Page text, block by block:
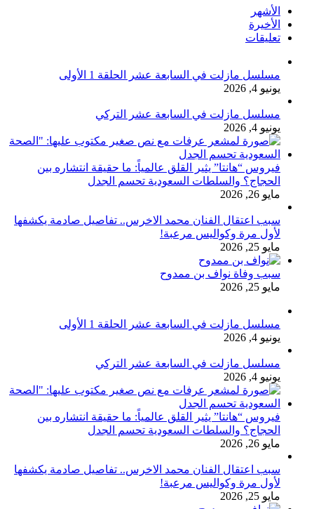
الأشهر
الأخيرة
تعليقات
مسلسل مازلت في السابعة عشر الحلقة 1 الأولى
يونيو 4, 2026
مسلسل مازلت في السابعة عشر التركي
يونيو 4, 2026
فيروس “هانتا” يثير القلق عالمياً: ما حقيقة انتشاره بين
الحجاج؟ والسلطات السعودية تحسم الجدل
مايو 26, 2026
سبب اعتقال الفنان محمد الاخرس.. تفاصيل صادمة يكشفها
لأول مرة وكواليس مرعبة!
مايو 25, 2026
سبب وفاة نواف بن ممدوح
مايو 25, 2026
مسلسل مازلت في السابعة عشر الحلقة 1 الأولى
يونيو 4, 2026
مسلسل مازلت في السابعة عشر التركي
يونيو 4, 2026
فيروس “هانتا” يثير القلق عالمياً: ما حقيقة انتشاره بين
الحجاج؟ والسلطات السعودية تحسم الجدل
مايو 26, 2026
سبب اعتقال الفنان محمد الاخرس.. تفاصيل صادمة يكشفها
لأول مرة وكواليس مرعبة!
مايو 25, 2026